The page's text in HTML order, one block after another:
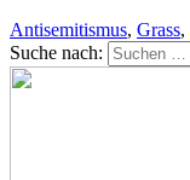
Antisemitismus, Grass,
Suche nach: